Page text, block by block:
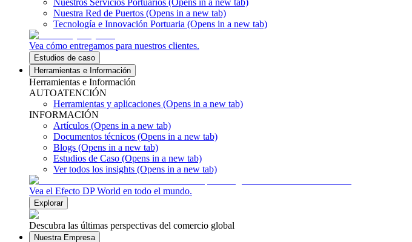
Nuestros Servicios Portuarios (Opens in a new tab)
Nuestra Red de Puertos (Opens in a new tab)
Tecnología e Innovación Portuaria (Opens in a new tab)
Vea cómo entregamos para nuestros clientes.
Estudios de caso
Herramientas e Información
Herramientas e Información
AUTOATENCIÓN
Herramientas y aplicaciones (Opens in a new tab)
INFORMACIÓN
Artículos (Opens in a new tab)
Documentos técnicos (Opens in a new tab)
Blogs (Opens in a new tab)
Estudios de Caso (Opens in a new tab)
Ver todos los insights (Opens in a new tab)
Vea el Efecto DP World en todo el mundo.
Explorar
Descubra las últimas perspectivas del comercio global
Nuestra Empresa